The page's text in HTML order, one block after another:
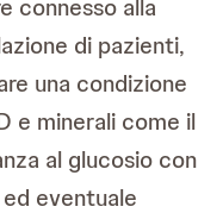
connesso alla
di pazienti,
una condizione
e minerali come il
al glucosio con
eventuale